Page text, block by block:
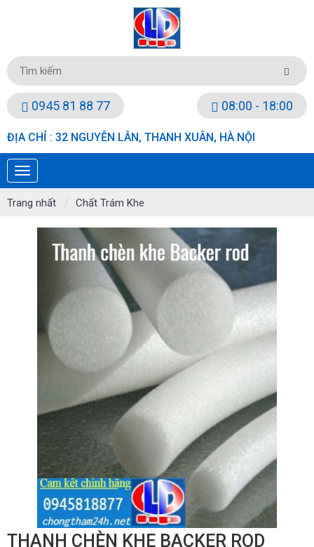
0945 81 88 77 08:00 - 18:00
ĐỊA CHỈ : 32 NGUYỄN LÂN, THANH XUÂN, HÀ NỘI
Trang nhất Chất Trám Khe
THANH CHÈN KHE BACKER ROD